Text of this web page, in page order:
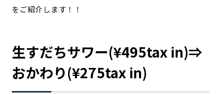
をご紹介します！！
生すだちサワー(¥495tax in)⇒
おかわり(¥275tax in)